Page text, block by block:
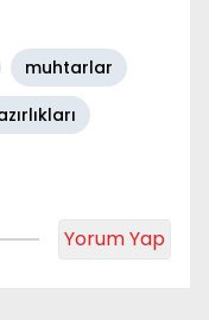
muhtarlar
Yorum Yap